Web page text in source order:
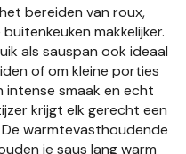
bereiden van roux,
makkelijker.
als sauspan ook ideaal
of om kleine porties
intense smaak en echt
krijgt elk gerecht een
warmtevasthoudende
je saus lang warm